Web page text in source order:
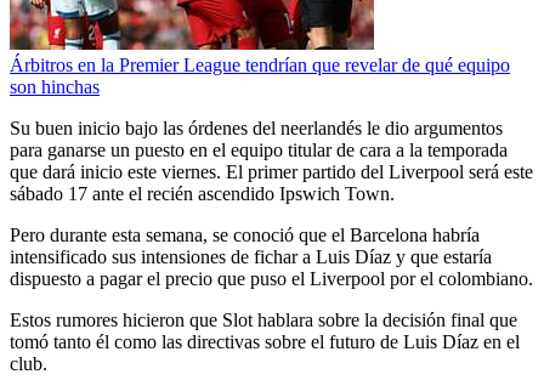
Árbitros en la Premier League tendrían que revelar de qué equipo
son hinchas
Su buen inicio bajo las órdenes del neerlandés le dio argumentos
para ganarse un puesto en el equipo titular de cara a la temporada
que dará inicio este viernes. El primer partido del Liverpool será este
sábado 17 ante el recién ascendido Ipswich Town.
Pero durante esta semana, se conoció que el Barcelona habría
intensificado sus intensiones de fichar a Luis Díaz y que estaría
dispuesto a pagar el precio que puso el Liverpool por el colombiano.
Estos rumores hicieron que Slot hablara sobre la decisión final que
tomó tanto él como las directivas sobre el futuro de Luis Díaz en el
club.